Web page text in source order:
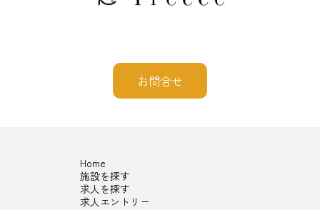
お問合せ
Home
施設を探す
求人を探す
求人エントリー